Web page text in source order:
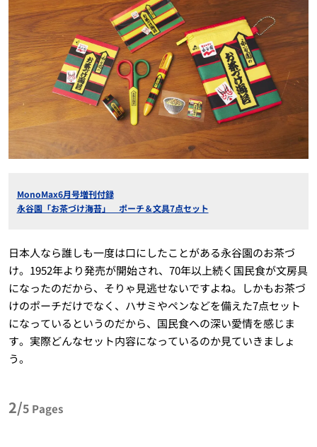
MonoMax6月号増刊付録
永谷園「お茶づけ海苔」 ポーチ＆文具7点セット
日本人なら誰しも一度は口にしたことがある永谷園のお茶づ
け。1952年より発売が開始され、70年以上続く国民食が文房具
になったのだから、そりゃ見逃せないですよね。しかもお茶づ
けのポーチだけでなく、ハサミやペンなどを備えた7点セット
になっているというのだから、国民食への深い愛情を感じま
す。実際どんなセット内容になっているのか見ていきましょ
う。
2/5 Pages